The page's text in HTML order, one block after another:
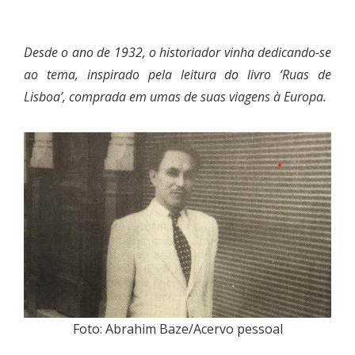
Desde o ano de 1932, o historiador vinha dedicando-se
ao tema, inspirado pela leitura do livro ‘Ruas de
Lisboa’, comprada em umas de suas viagens à Europa.
Foto: Abrahim Baze/Acervo pessoal